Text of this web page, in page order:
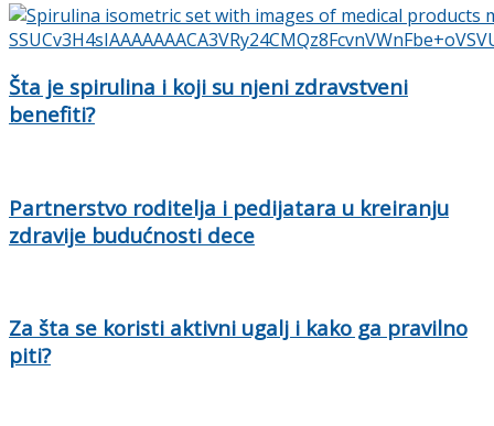
Šta je spirulina i koji su njeni zdravstveni
benefiti?
Partnerstvo roditelja i pedijatara u kreiranju
zdravije budućnosti dece
Za šta se koristi aktivni ugalj i kako ga pravilno
piti?